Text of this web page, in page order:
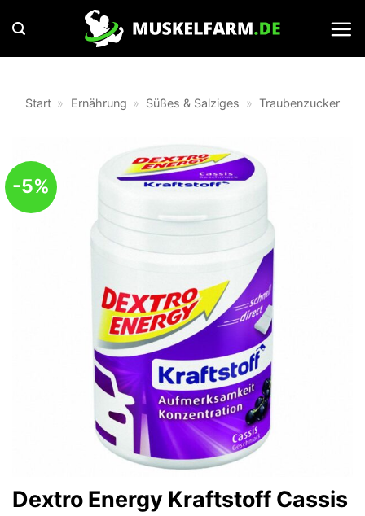
Inhalt
springen
Start » Ernährung » Süßes & Salziges » Traubenzucker
-5%
Dextro Energy Kraftstoff Cassis